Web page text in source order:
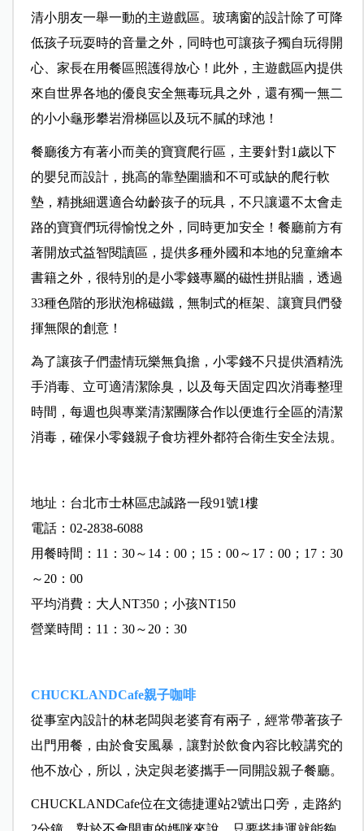
清小朋友一舉一動的主遊戲區。玻璃窗的設計除了可降
低孩子玩耍時的音量之外，同時也可讓孩子獨自玩得開
心、家長在用餐區照護得放心！此外，主遊戲區內提供
來自世界各地的優良安全無毒玩具之外，還有獨一無二
的小小龜形攀岩滑梯區以及玩不膩的球池！
餐廳後方有著小而美的寶寶爬行區，主要針對1歲以下
的嬰兒而設計，挑高的靠墊圍牆和不可或缺的爬行軟
墊，精挑細選適合幼齡孩子的玩具，不只讓還不太會走
路的寶寶們玩得愉悅之外，同時更加安全！餐廳前方有
著開放式益智閱讀區，提供多種外國和本地的兒童繪本
書籍之外，很特別的是小零錢專屬的磁性拼貼牆，透過
33種色階的形狀泡棉磁鐵，無制式的框架、讓寶貝們發
揮無限的創意！
為了讓孩子們盡情玩樂無負擔，小零錢不只提供酒精洗
手消毒、立可適清潔除臭，以及每天固定四次消毒整理
時間，每週也與專業清潔團隊合作以便進行全區的清潔
消毒，確保小零錢親子食坊裡外都符合衛生安全法規。
地址：台北市士林區忠誠路一段91號1樓
電話：02-2838-6088
用餐時間：11：30～14：00；15：00～17：00；17：30
～20：00
平均消費：大人NT350；小孩NT150
營業時間：11：30～20：30
CHUCKLANDCafe親子咖啡
從事室內設計的林老闆與老婆育有兩子，經常帶著孩子
出門用餐，由於食安風暴，讓對於飲食內容比較講究的
他不放心，所以，決定與老婆攜手一同開設親子餐廳。
CHUCKLANDCafe位在文德捷運站2號出口旁，走路約